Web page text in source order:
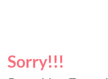
Sorry!!!